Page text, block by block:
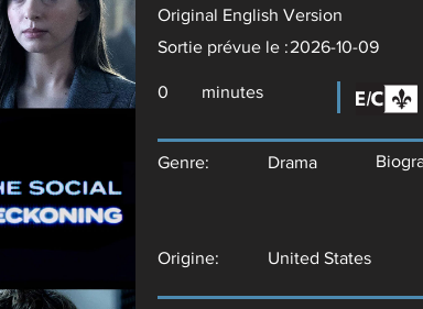
Original English Version
Sortie prévue le :2026-10-09
0 minutes
Genre: Drama
Origine: United States